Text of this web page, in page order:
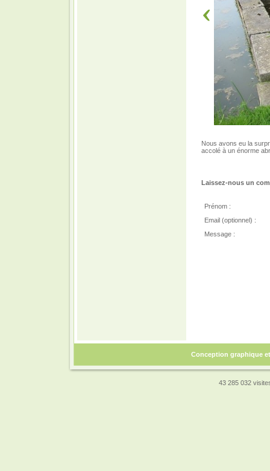
Nous avons eu la
accolé à un énorme
Laissez-nous un
Prénom :
Email (optionnel) :
Message :
Conception graphique
43 285 032